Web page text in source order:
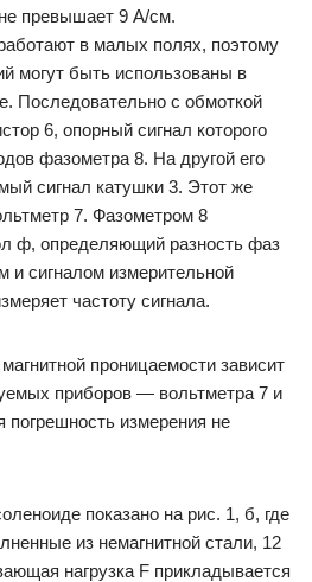
превышает 9 А/см.
в малых полях, поэтому
могут быть использованы в
Последовательно с обмоткой
6, опорный сигнал которого
фазометра 8. На другой его
сигнал катушки 3. Этот же
7. Фазометром 8
ф, определяющий разность фаз
и сигналом измерительной
частоту сигнала.
проницаемости зависит
приборов — вольтметра 7 и
измерения не
показано на рис. 1, б, где
из немагнитной стали, 12
нагрузка F прикладывается